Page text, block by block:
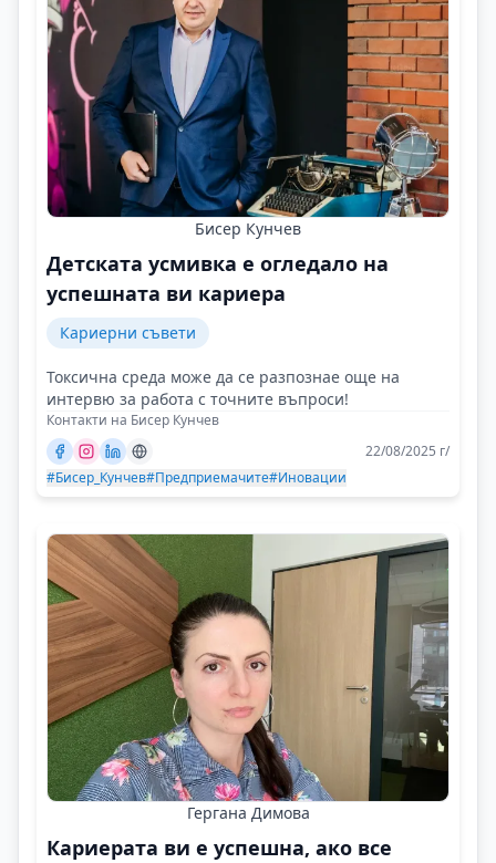
Бисер Кунчев
Детската усмивка е огледало на
успешната ви кариера
Кариерни съвети
Токсична среда може да се разпознае още на
интервю за работа с точните въпроси!
Контакти на Бисер Кунчев
22/08/2025 г/
#Бисер_Кунчев#Предприемачите#Иновации
Гергана Димова
Кариерата ви е успешна, ако все